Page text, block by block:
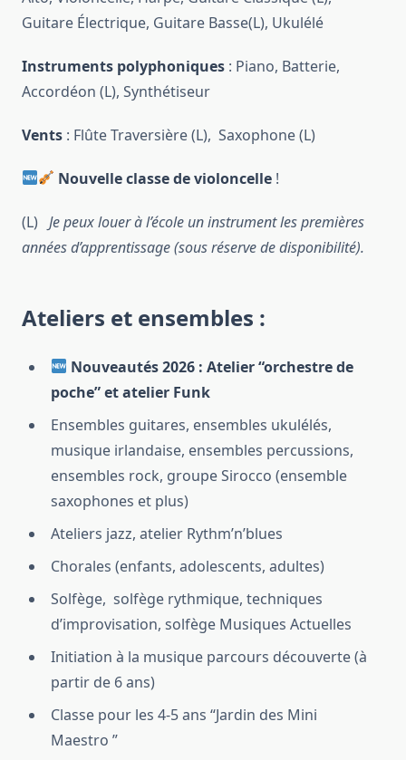
Guitare Électrique, Guitare Basse(L), Ukulélé
Instruments polyphoniques : Piano, Batterie,
Accordéon (L), Synthétiseur
Vents : Flûte Traversière (L), Saxophone (L)
Nouvelle classe de violoncelle !
(L) Je peux louer à l’école un instrument les premières
années d’apprentissage (sous réserve de disponibilité).
Ateliers et ensembles :
Nouveautés 2026 : Atelier “orchestre de
poche” et atelier Funk
Ensembles guitares, ensembles ukulélés,
musique irlandaise, ensembles percussions,
ensembles rock, groupe Sirocco (ensemble
saxophones et plus)
Ateliers jazz, atelier Rythm’n’blues
Chorales (enfants, adolescents, adultes)
Solfège, solfège rythmique, techniques
d’improvisation, solfège Musiques Actuelles
Initiation à la musique parcours découverte (à
partir de 6 ans)
Classe pour les 4-5 ans “Jardin des Mini
Maestro ”